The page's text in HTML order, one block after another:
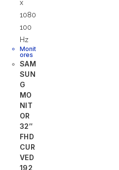
Monit
ores
SAM
SUN
G
MO
NIT
OR
32″
FHD
CUR
VED
192